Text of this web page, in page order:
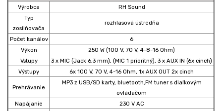
Výrobca
RH Sound
Typ
zosilňovača
rozhlasová ústredňa
Počet kanálov
6
Výkon
250 W (100 V, 70 V, 4-8-16 Ohm)
Vstupy
3 x MIC (Jack 6,3 mm), (MIC 1 prioritný), 3 x AUX IN (6x cinch)
Výstupy
6x 100 V, 70 V, 4-16 Ohm, 1x AUX OUT 2x cinch
Prehrávanie
MP3 z USB/SD karty, bluetooth,FM tuner s diaľkovým
ovládačom
Napájanie
230 V AC